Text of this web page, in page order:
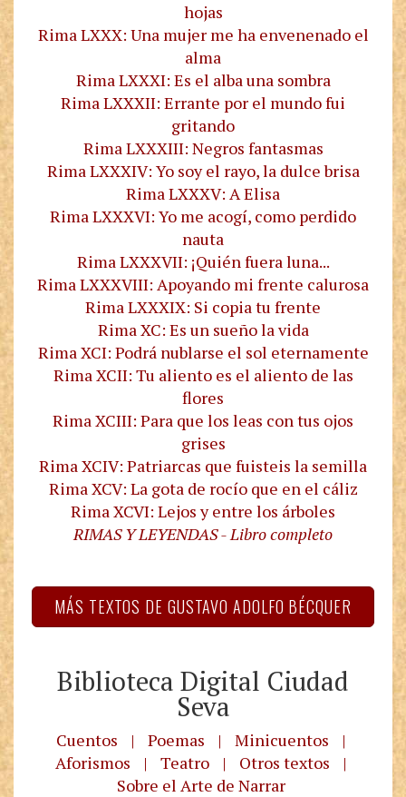
hojas
Rima LXXX: Una mujer me ha envenenado el
alma
Rima LXXXI: Es el alba una sombra
Rima LXXXII: Errante por el mundo fui
gritando
Rima LXXXIII: Negros fantasmas
Rima LXXXIV: Yo soy el rayo, la dulce brisa
Rima LXXXV: A Elisa
Rima LXXXVI: Yo me acogí, como perdido
nauta
Rima LXXXVII: ¡Quién fuera luna...
Rima LXXXVIII: Apoyando mi frente calurosa
Rima LXXXIX: Si copia tu frente
Rima XC: Es un sueño la vida
Rima XCI: Podrá nublarse el sol eternamente
Rima XCII: Tu aliento es el aliento de las
flores
Rima XCIII: Para que los leas con tus ojos
grises
Rima XCIV: Patriarcas que fuisteis la semilla
Rima XCV: La gota de rocío que en el cáliz
Rima XCVI: Lejos y entre los árboles
RIMAS Y LEYENDAS - Libro completo
MÁS TEXTOS DE GUSTAVO ADOLFO BÉCQUER
Biblioteca Digital Ciudad
Seva
Cuentos | Poemas | Minicuentos
|
Aforismos
| Teatro | Otros textos
|
Sobre el Arte de Narrar